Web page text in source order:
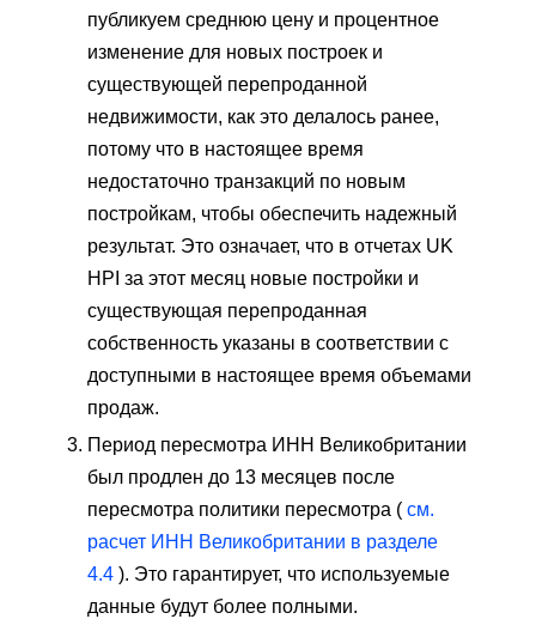
публикуем среднюю цену и процентное
изменение для новых построек и
существующей перепроданной
недвижимости, как это делалось ранее,
потому что в настоящее время
недостаточно транзакций по новым
постройкам, чтобы обеспечить надежный
результат. Это означает, что в отчетах UK
HPI за этот месяц новые постройки и
существующая перепроданная
собственность указаны в соответствии с
доступными в настоящее время объемами
продаж.
Период пересмотра ИНН Великобритании
был продлен до 13 месяцев после
пересмотра политики пересмотра ( см.
расчет ИНН Великобритании в разделе
4.4 ). Это гарантирует, что используемые
данные будут более полными.